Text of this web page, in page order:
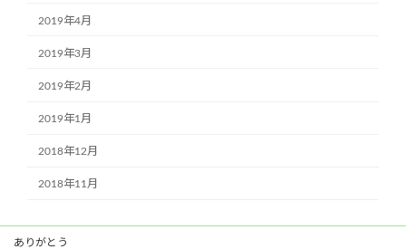
2019年4月
2019年3月
2019年2月
2019年1月
2018年12月
2018年11月
ありがとう